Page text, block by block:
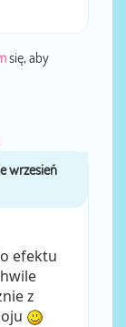
się, aby
efektu
z